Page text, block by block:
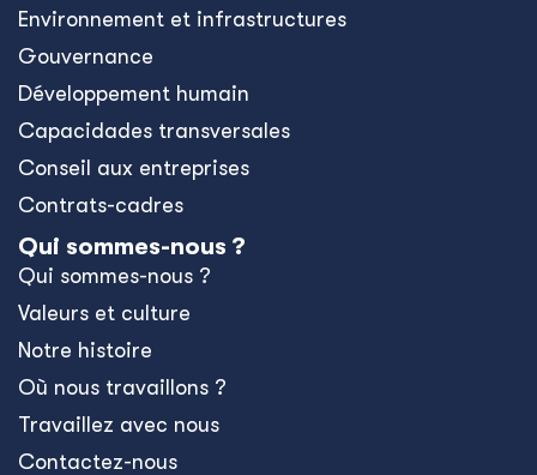
Environnement et infrastructures
Gouvernance
Développement humain
Capacidades transversales
Conseil aux entreprises
Contrats-cadres
Qui sommes-nous ?
Qui sommes-nous ?
Valeurs et culture
Notre histoire
Où nous travaillons ?
Travaillez avec nous
Contactez-nous